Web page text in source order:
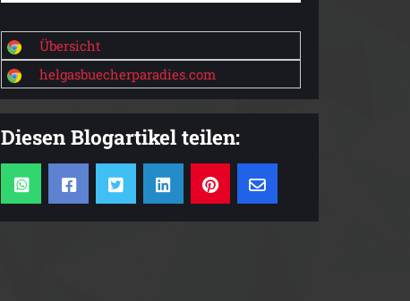
Übersicht
helgasbuecherparadies.com
Diesen Blogartikel teilen: